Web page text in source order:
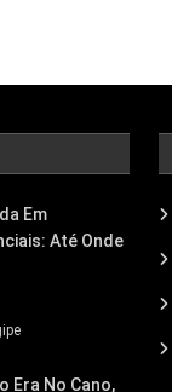
Em
Até Onde
Era No Cano,